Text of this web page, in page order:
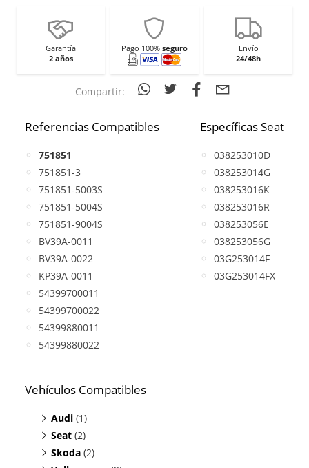
Garantía
2 años
Pago 100% seguro
Envío
24/48h
Compartir:
Referencias Compatibles
751851
751851-3
751851-5003S
751851-5004S
751851-9004S
BV39A-0011
BV39A-0022
KP39A-0011
54399700011
54399700022
54399880011
54399880022
Específicas Seat
038253010D
038253014G
038253016K
038253016R
038253056E
038253056G
03G253014F
03G253014FX
Vehículos Compatibles
Audi (1)
A3 1.9 TDI
Seat (2)
Altea 1.9 TDI
Skoda (2)